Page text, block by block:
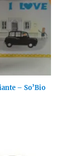
– So’Bio